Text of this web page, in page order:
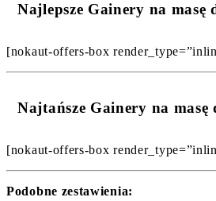
Najlepsze Gainery na
[nokaut-offers-box
Najtańsze Gainery na masę
[nokaut-offers-box
Podobne zestawienia: